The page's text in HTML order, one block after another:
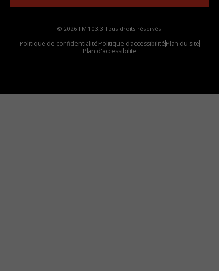
© 2026 FM 103,3 Tous droits réservés.
Politique de confidentialitéPolitique d’accessibilitéPlan du site
Plan d'accessibilite